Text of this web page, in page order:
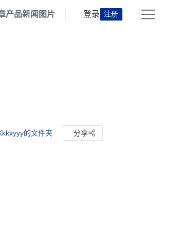
产品新闻 图片 登录 注册
的文件夹 分享